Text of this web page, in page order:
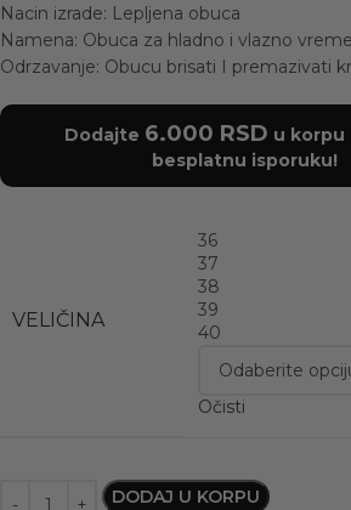
Nacin izrade: Lepljena obuca
Namena: Obuca za hladno i vlazno vreme
Odrzavanje: Obucu brisati I premazivati
Dodajte 6.000 RSD u korpu
besplatnu isporuku!
VELIČINA
36
37
38
39
40
Očisti
DODAJ U KORPU